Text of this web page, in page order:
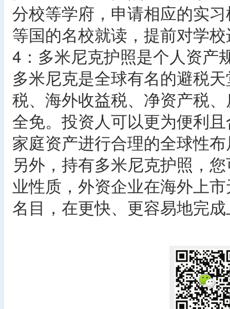
分校等学府，申请相应的实
等国的名校就读，提前对学
4：多米尼克护照是个人资产
多米尼克是全球有名的避税
税、海外收益税、净资产税
全免。投资人可以更为便利
家庭资产进行合理的全球性
另外，持有多米尼克护照，
业性质，外资企业在海外上
名目，在更快、更容易地完